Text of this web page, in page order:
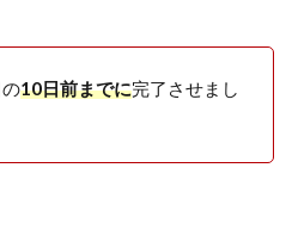
10日前までに完了させまし